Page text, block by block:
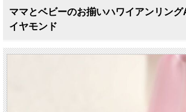
ママとベビーのお揃いハワイアンリン
イヤモンド